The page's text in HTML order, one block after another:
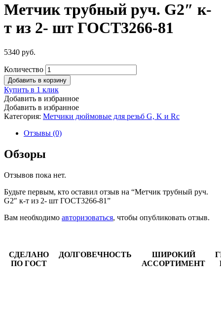
Метчик трубный руч. G2″ к-
т из 2- шт ГОСТ3266-81
5340 руб.
Количество
Добавить в корзину
Купить в 1 клик
Добавить в избранное
Добавить в избранное
Категория: Метчики дюймовые для резьб G, K и Rc
Отзывы (0)
Обзоры
Отзывов пока нет.
Будьте первым, кто оставил отзыв на “Метчик трубный руч.
G2″ к-т из 2- шт ГОСТ3266-81”
Вам необходимо авторизоваться, чтобы опубликовать отзыв.
СДЕЛАНО
ПО ГОСТ
ДОЛГОВЕЧНОСТЬ
ШИРОКИЙ
АССОРТИМЕНТ